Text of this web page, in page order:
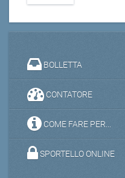
BOLLETTA
CONTATORE
COME FARE PER...
SPORTELLO ONLINE